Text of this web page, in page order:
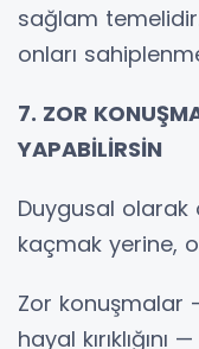
sağlam
onları
7. ZOR
YAPABİLİRSİN
Duygusal olarak
kaçmak yerine,
Zor konuşmalar
hayal